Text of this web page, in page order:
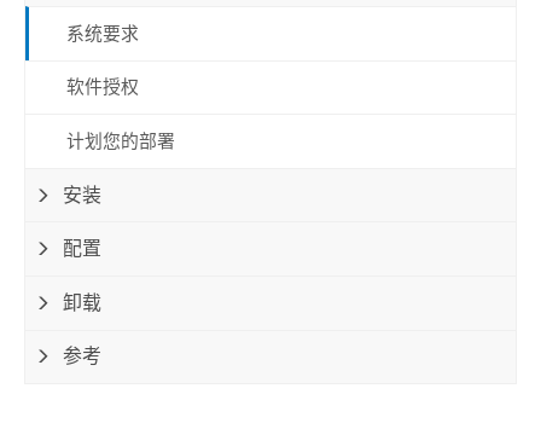
系统要求
软件授权
计划您的部署
安装
配置
卸载
参考